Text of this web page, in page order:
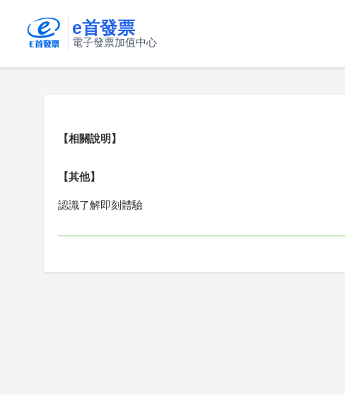
e首發票
電子發票加值中心
【相關說明】
【其他】
認識了解即刻體驗